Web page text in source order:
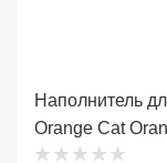
Наполнитель
Orange Cat